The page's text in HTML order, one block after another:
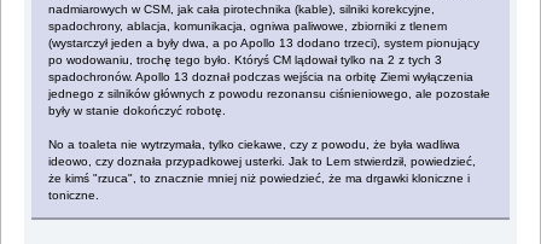
nadmiarowych w CSM, jak cała pirotechnika (kable), silniki korekcyjne,
spadochrony, ablacja, komunikacja, ogniwa paliwowe, zbiorniki z tlenem
(wystarczył jeden a były dwa, a po Apollo 13 dodano trzeci), system pionujący
po wodowaniu, trochę tego było. Któryś CM lądował tylko na 2 z tych 3
spadochronów. Apollo 13 doznał podczas wejścia na orbitę Ziemi wyłączenia
jednego z silników głównych z powodu rezonansu ciśnieniowego, ale pozostałe
były w stanie dokończyć robotę.
No a toaleta nie wytrzymała, tylko ciekawe, czy z powodu, że była wadliwa
ideowo, czy doznała przypadkowej usterki. Jak to Lem stwierdził, powiedzieć,
że kimś "rzuca", to znacznie mniej niż powiedzieć, że ma drgawki kloniczne i
toniczne.